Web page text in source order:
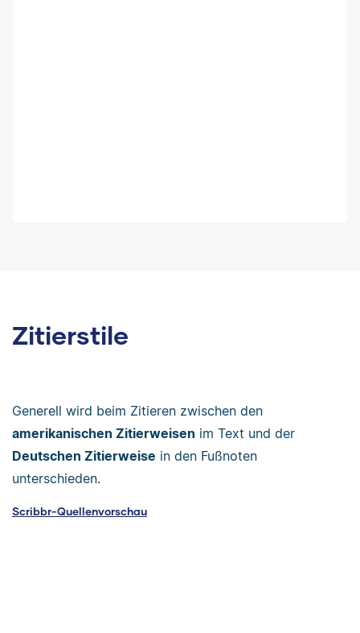
Zitierstile
Generell wird beim Zitieren zwischen den
amerikanischen Zitierweisen im Text und der
Deutschen Zitierweise in den Fußnoten
unterschieden.
Scribbr-Quellenvorschau